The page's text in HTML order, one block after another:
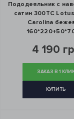
Пододеяльник с
сатин 300ТС
Carolina
4 190
ЗАКАЗ В 1
КУПИТЬ